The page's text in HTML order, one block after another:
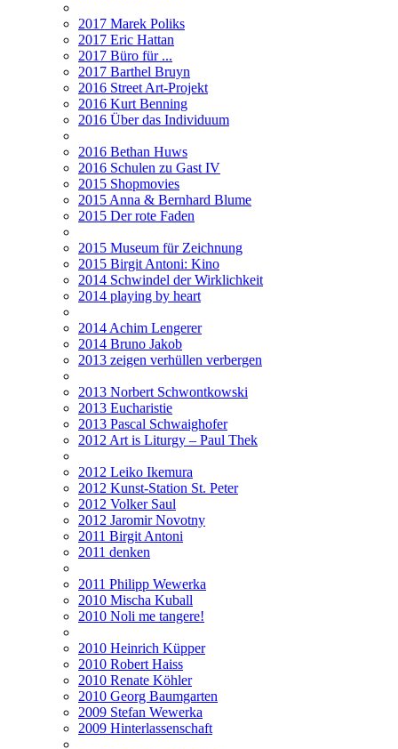
2017 Marek Poliks
2017 Eric Hattan
2017 Büro für ...
2017 Barthel Bruyn
2016 Street Art-Projekt
2016 Kurt Benning
2016 Über das Individuum
2016 Bethan Huws
2016 Schulen zu Gast IV
2015 Shopmovies
2015 Anna & Bernhard Blume
2015 Der rote Faden
2015 Museum für Zeichnung
2015 Birgit Antoni: Kino
2014 Schwindel der Wirklichkeit
2014 playing by heart
2014 Achim Lengerer
2014 Bruno Jakob
2013 zeigen verhüllen verbergen
2013 Norbert Schwontkowski
2013 Eucharistie
2013 Pascal Schwaighofer
2012 Art is Liturgy – Paul Thek
2012 Leiko Ikemura
2012 Kunst-Station St. Peter
2012 Volker Saul
2012 Jaromir Novotny
2011 Birgit Antoni
2011 denken
2011 Philipp Wewerka
2010 Mischa Kuball
2010 Noli me tangere!
2010 Heinrich Küpper
2010 Robert Haiss
2010 Renate Köhler
2010 Georg Baumgarten
2009 Stefan Wewerka
2009 Hinterlassenschaft